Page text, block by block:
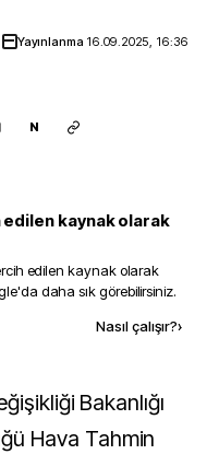
Yayınlanma 16.09.2025, 16:36
N
kaynak olarak
edilen kaynak olarak
daha sık görebilirsiniz.
Nasıl çalışır?›
Hava Tahmin